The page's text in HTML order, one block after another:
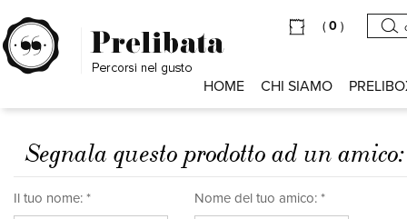
( 0 )
HOME CHI SIAMO
Segnala questo prodotto ad un
Il tuo nome: * Nome del tuo amico: *